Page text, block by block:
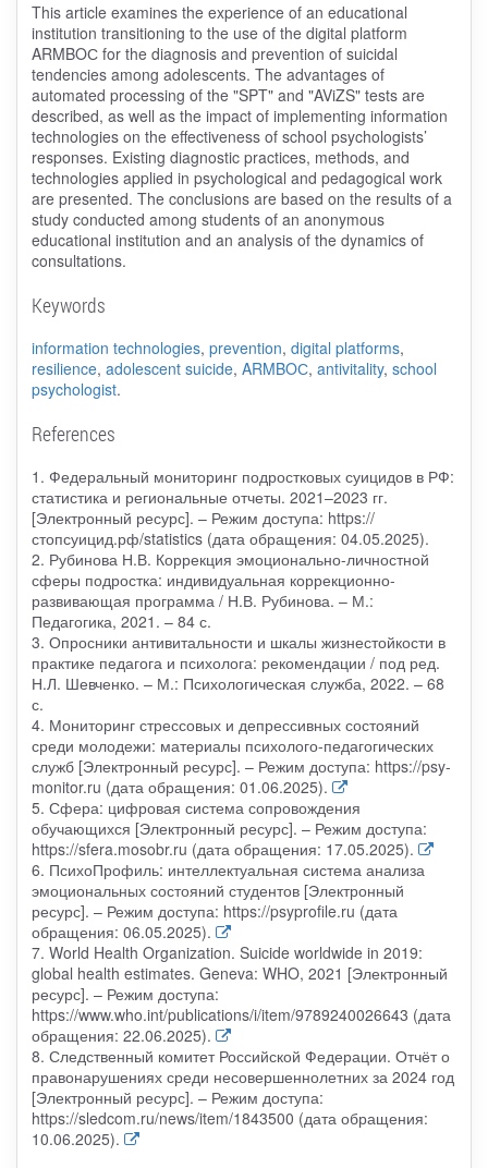
This article examines the experience of an educational
institution transitioning to the use of the digital platform
ARMBOС for the diagnosis and prevention of suicidal
tendencies among adolescents. The advantages of
automated processing of the "SPT" and "AViZS" tests are
described, as well as the impact of implementing information
technologies on the effectiveness of school psychologists’
responses. Existing diagnostic practices, methods, and
technologies applied in psychological and pedagogical work
are presented. The conclusions are based on the results of a
study conducted among students of an anonymous
educational institution and an analysis of the dynamics of
consultations.
Keywords
information technologies, prevention, digital platforms,
resilience, adolescent suicide, ARMBOС, antivitality, school
psychologist.
References
1. Федеральный мониторинг подростковых суицидов в РФ:
статистика и региональные отчеты. 2021–2023 гг.
[Электронный ресурс]. – Режим доступа: https://
стопсуицид.рф/statistics (дата обращения: 04.05.2025).
2. Рубинова Н.В. Коррекция эмоционально-личностной
сферы подростка: индивидуальная коррекционно-
развивающая программа / Н.В. Рубинова. – М.:
Педагогика, 2021. – 84 с.
3. Опросники антивитальности и шкалы жизнестойкости в
практике педагога и психолога: рекомендации / под ред.
Н.Л. Шевченко. – М.: Психологическая служба, 2022. – 68
с.
4. Мониторинг стрессовых и депрессивных состояний
среди молодежи: материалы психолого-педагогических
служб [Электронный ресурс]. – Режим доступа: https://psy-
monitor.ru (дата обращения: 01.06.2025).
5. Сфера: цифровая система сопровождения
обучающихся [Электронный ресурс]. – Режим доступа:
https://sfera.mosobr.ru (дата обращения: 17.05.2025).
6. ПсихоПрофиль: интеллектуальная система анализа
эмоциональных состояний студентов [Электронный
ресурс]. – Режим доступа: https://psyprofile.ru (дата
обращения: 06.05.2025).
7. World Health Organization. Suicide worldwide in 2019:
global health estimates. Geneva: WHO, 2021 [Электронный
ресурс]. – Режим доступа:
https://www.who.int/publications/i/item/9789240026643 (дата
обращения: 22.06.2025).
8. Следственный комитет Российской Федерации. Отчёт о
правонарушениях среди несовершеннолетних за 2024 год
[Электронный ресурс]. – Режим доступа:
https://sledcom.ru/news/item/1843500 (дата обращения:
10.06.2025).